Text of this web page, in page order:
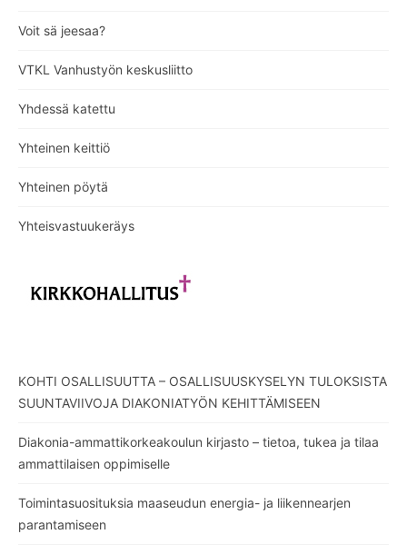
Voit sä jeesaa?
VTKL Vanhustyön keskusliitto
Yhdessä katettu
Yhteinen keittiö
Yhteinen pöytä
Yhteisvastuukeräys
KOHTI OSALLISUUTTA – OSALLISUUSKYSELYN TULOKSISTA
SUUNTAVIIVOJA DIAKONIATYÖN KEHITTÄMISEEN
Diakonia-ammattikorkeakoulun kirjasto – tietoa, tukea ja tilaa
ammattilaisen oppimiselle
Toimintasuosituksia maaseudun energia- ja liikennearjen
parantamiseen